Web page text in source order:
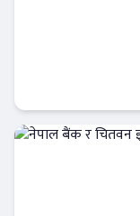
बैंक-वित्त